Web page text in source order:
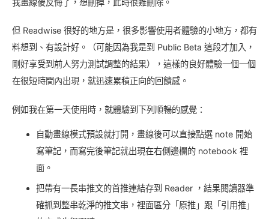
但 Readwise 很好的地方是，很多影響使用者體驗的小地方，都有
料想到、有設計好。（可能因為我是到 Public Beta 這段才加入，
剛好享受到前人努力測試調整的結果），這樣的良好體驗一個一個
在很短時間內出現，就迅速累積正向的回饋感。
例如我在第一天使用時，就體驗到下列順暢的感覺：
自動畫線模式預設就打開，畫線後可以直接點選 note 開始
寫筆記，而寫完後筆記就出現在右側邊欄的 notebook 裡
面。
把帶有一長串推文的首推連結存到 Reader ，結果閱讀器準
確抓到整串乾淨的推文串，裡面區分「原推」跟「引用推」